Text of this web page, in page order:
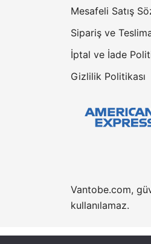
Mesafeli Satış
Sipariş ve
İptal ve İade
Gizlilik Politikası
Vantobe.com,
kullanılamaz.